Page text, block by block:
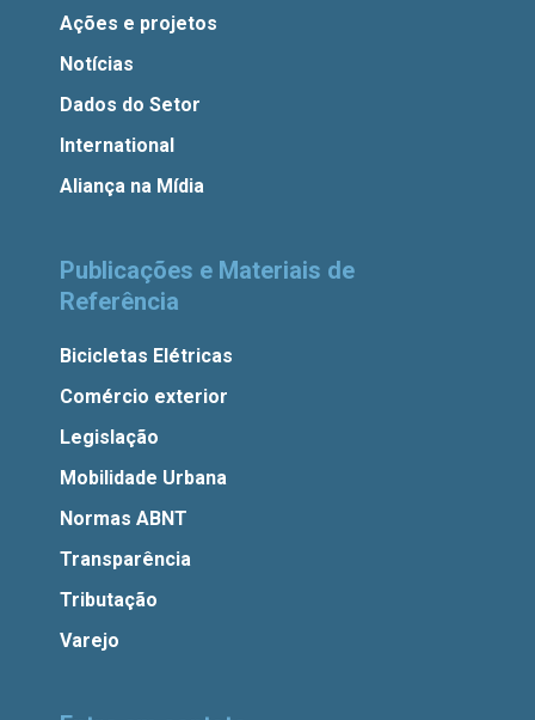
Ações e projetos
Notícias
Dados do Setor
International
Aliança na Mídia
Publicações e Materiais de
Referência
Bicicletas Elétricas
Comércio exterior
Legislação
Mobilidade Urbana
Normas ABNT
Transparência
Tributação
Varejo